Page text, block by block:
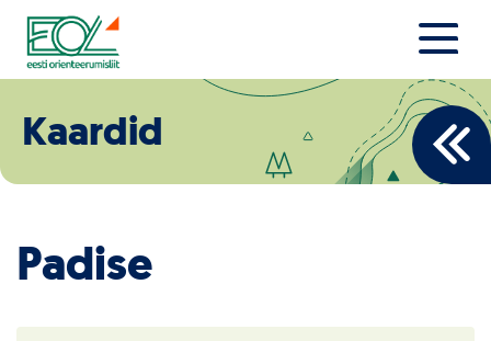
Liigu
sisu
juurde
Estonian Orienteering Federation
Eesti Orienteerumine 100!
Toetamine
Kaardid
Padise